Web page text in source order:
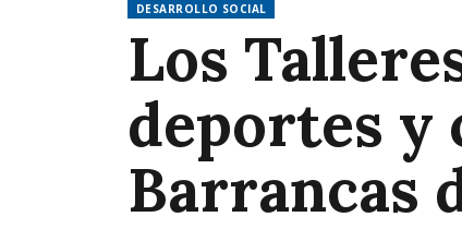
DESARROLLO SOCIAL
Los
deportes y
Barrancas